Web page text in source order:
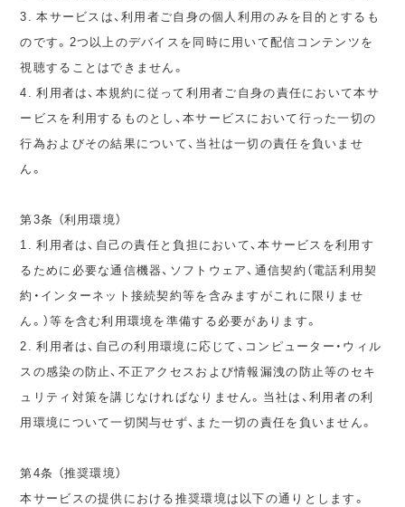
3. 本サービスは、利用者ご自身の個人利用のみを目的とするも
のです。2つ以上のデバイスを同時に用いて配信コンテンツを
視聴することはできません。
4. 利用者は、本規約に従って利用者ご自身の責任において本サ
ービスを利用するものとし、本サービスにおいて行った一切の
行為およびその結果について、当社は一切の責任を負いませ
ん。
第3条 （利用環境）
1. 利用者は、自己の責任と負担において、本サービスを利用す
るために必要な通信機器、ソフトウェア、通信契約（電話利用契
約・インターネット接続契約等を含みますがこれに限りませ
ん。）等を含む利用環境を準備する必要があります。
2. 利用者は、自己の利用環境に応じて、コンピューター・ウィル
スの感染の防止、不正アクセスおよび情報漏洩の防止等のセキ
ュリティ対策を講じなければなりません。当社は、利用者の利
用環境について一切関与せず、また一切の責任を負いません。
第4条 （推奨環境）
本サービスの提供における推奨環境は以下の通りとします。